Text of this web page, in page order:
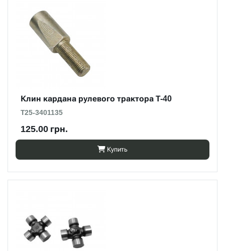
Клин кардана рулевого трактора Т-40
Т25-3401135
125.00 грн.
Купить